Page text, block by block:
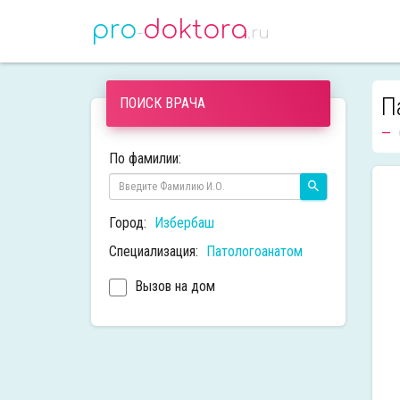
pro-doktora.ru
ПОИСК ВРАЧА
По фамилии:
Город: Избербаш
Специализация: Патологоанатом
Вызов на дом